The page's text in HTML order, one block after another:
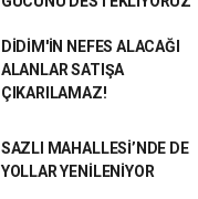
DİDİM'İN NEFES ALACAĞI
ALANLAR SATIŞA
ÇIKARILAMAZ!
SAZLI MAHALLESİ’NDE DE
YOLLAR YENİLENİYOR